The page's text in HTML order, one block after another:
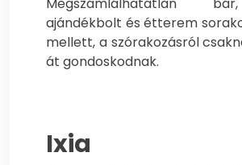
Megszámlálhatatlan
ajándékbolt és étterem
mellett, a szórakozásról
át gondoskodnak.
Ixia